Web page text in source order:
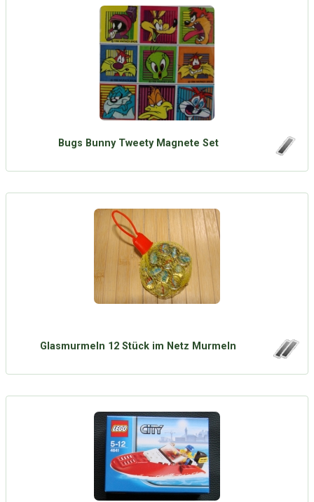
Bugs Bunny Tweety Magnete Set
Glasmurmeln 12 Stück im Netz Murmeln